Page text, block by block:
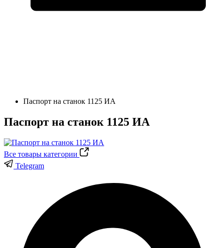
Паспорт на станок 1125 ИА
Паспорт на станок 1125 ИА
Все товары категории
Telegram